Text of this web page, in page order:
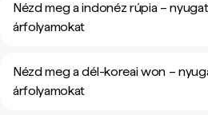
Nézd meg a indonéz rúpia –
árfolyamokat
Nézd meg a dél-koreai won –
árfolyamokat